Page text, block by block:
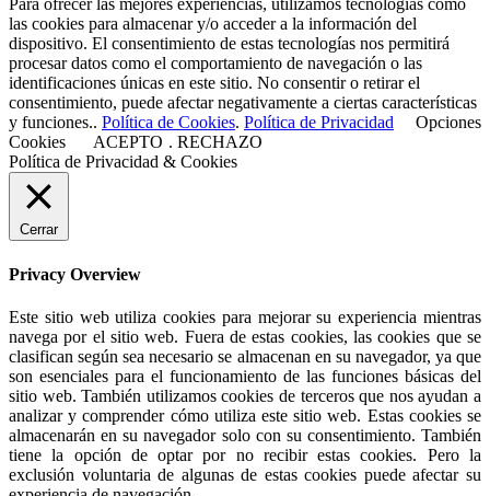
Para ofrecer las mejores experiencias, utilizamos tecnologías como
las cookies para almacenar y/o acceder a la información del
dispositivo. El consentimiento de estas tecnologías nos permitirá
procesar datos como el comportamiento de navegación o las
identificaciones únicas en este sitio. No consentir o retirar el
consentimiento, puede afectar negativamente a ciertas características
y funciones.. Política de Cookies. Política de Privacidad
Opciones
Cookies
ACEPTO . RECHAZO
Política de Privacidad & Cookies
Cerrar
Privacy Overview
Este sitio web utiliza cookies para mejorar su experiencia mientras
navega por el sitio web. Fuera de estas cookies, las cookies que se
clasifican según sea necesario se almacenan en su navegador, ya que
son esenciales para el funcionamiento de las funciones básicas del
sitio web. También utilizamos cookies de terceros que nos ayudan a
analizar y comprender cómo utiliza este sitio web. Estas cookies se
almacenarán en su navegador solo con su consentimiento. También
tiene la opción de optar por no recibir estas cookies. Pero la
exclusión voluntaria de algunas de estas cookies puede afectar su